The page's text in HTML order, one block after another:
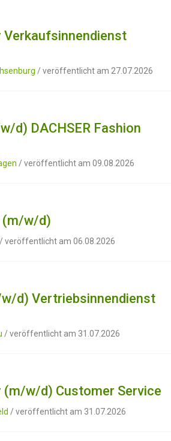
Verkaufsinnendienst
/ veröffentlicht am 27.07.2026
d) DACHSER Fashion
/ veröffentlicht am 09.08.2026
(m/w/d)
/ veröffentlicht am 06.08.2026
d) Vertriebsinnendienst
/ veröffentlicht am 31.07.2026
(m/w/d) Customer Service
/ veröffentlicht am 31.07.2026